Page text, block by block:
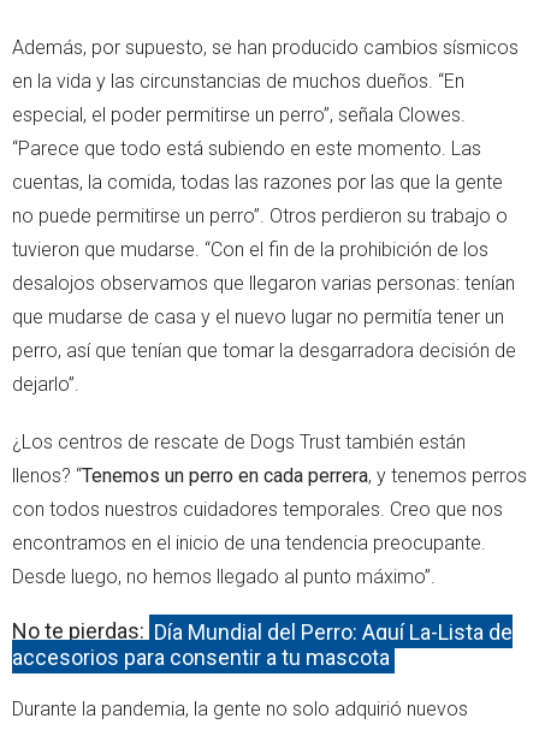
Además, por supuesto, se han producido cambios sísmicos
en la vida y las circunstancias de muchos dueños. “En
especial, el poder permitirse un perro”, señala Clowes.
“Parece que todo está subiendo en este momento. Las
cuentas, la comida, todas las razones por las que la gente
no puede permitirse un perro”. Otros perdieron su trabajo o
tuvieron que mudarse. “Con el fin de la prohibición de los
desalojos observamos que llegaron varias personas: tenían
que mudarse de casa y el nuevo lugar no permitía tener un
perro, así que tenían que tomar la desgarradora decisión de
dejarlo”.
¿Los centros de rescate de Dogs Trust también están
llenos? “Tenemos un perro en cada perrera, y tenemos perros
con todos nuestros cuidadores temporales. Creo que nos
encontramos en el inicio de una tendencia preocupante.
Desde luego, no hemos llegado al punto máximo”.
No te pierdas: Día Mundial del Perro: Aquí La-Lista de
accesorios para consentir a tu mascota
Durante la pandemia, la gente no solo adquirió nuevos